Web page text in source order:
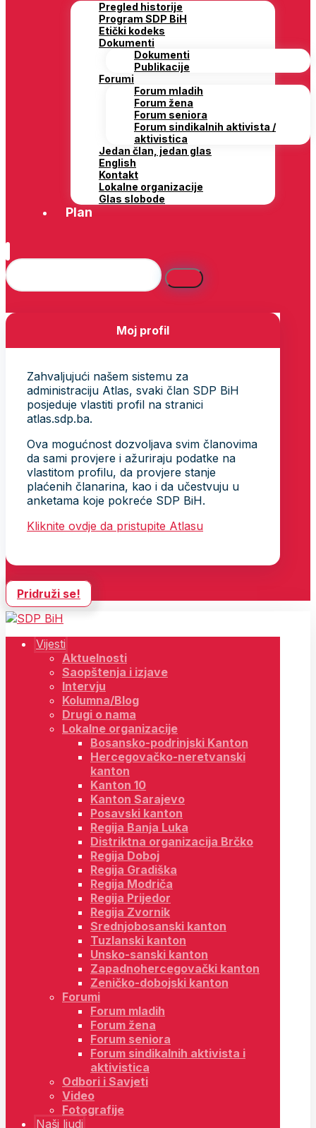
Pregled historije
Program SDP BiH
Etički kodeks
Dokumenti
Dokumenti
Publikacije
Forumi
Forum mladih
Forum žena
Forum seniora
Forum sindikalnih aktivista /
aktivistica
Jedan član, jedan glas
English
Kontakt
Lokalne organizacije
Glas slobode
Plan
Moj profil
Zahvaljujući našem sistemu za
administraciju Atlas, svaki član SDP BiH
posjeduje vlastiti profil na stranici
atlas.sdp.ba.
Ova mogućnost dozvoljava svim članovima
da sami provjere i ažuriraju podatke na
vlastitom profilu, da provjere stanje
plaćenih članarina, kao i da učestvuju u
anketama koje pokreće SDP BiH.
Kliknite ovdje da pristupite Atlasu
Pridruži se!
Vijesti
Aktuelnosti
Saopštenja i izjave
Intervju
Kolumna/Blog
Drugi o nama
Lokalne organizacije
Bosansko-podrinjski Kanton
Hercegovačko-neretvanski
kanton
Kanton 10
Kanton Sarajevo
Posavski kanton
Regija Banja Luka
Distriktna organizacija Brčko
Regija Doboj
Regija Gradiška
Regija Modriča
Regija Prijedor
Regija Zvornik
Srednjobosanski kanton
Tuzlanski kanton
Unsko-sanski kanton
Zapadnohercegovački kanton
Zeničko-dobojski kanton
Forumi
Forum mladih
Forum žena
Forum seniora
Forum sindikalnih aktivista i
aktivistica
Odbori i Savjeti
Video
Fotografije
Naši ljudi